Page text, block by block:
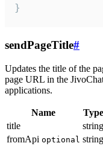
}
sendPageTitle#
Updates the title of the
page URL in the
applications.
Name Type
title
string
fromApi optional string